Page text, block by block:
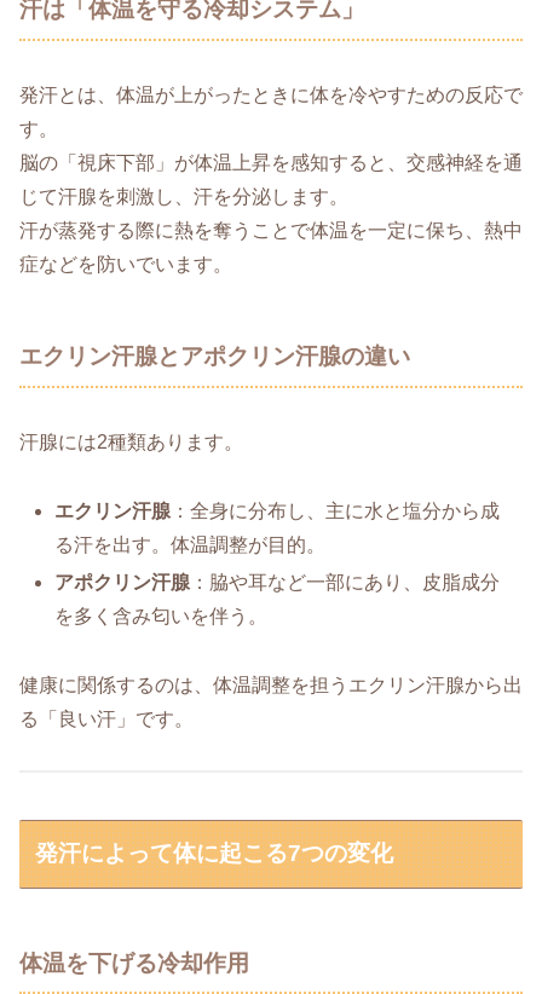
汗は「体温を守る冷却システム」
発汗とは、体温が上がったときに体を冷やすための反応で
す。
脳の「視床下部」が体温上昇を感知すると、交感神経を通
じて汗腺を刺激し、汗を分泌します。
汗が蒸発する際に熱を奪うことで体温を一定に保ち、熱中
症などを防いでいます。
エクリン汗腺とアポクリン汗腺の違い
汗腺には2種類あります。
エクリン汗腺 ：全身に分布し、主に水と塩分から成
る汗を出す。体温調整が目的。
アポクリン汗腺 ：脇や耳など一部にあり、皮脂成分
を多く含み匂いを伴う。
健康に関係するのは、体温調整を担うエクリン汗腺から出
る「良い汗」です。
発汗によって体に起こる7つの変化
体温を下げる冷却作用